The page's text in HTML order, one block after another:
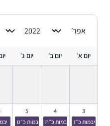
יום א׳ יום ב׳ יום ג׳
3
יבמות כ״ז
4
יבמות כ״ח
5
יבמות כ״ט